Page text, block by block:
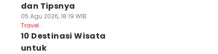
dan Tipsnya
05 Agu 2026, 18:19 WIB
Travel
10 Destinasi Wisata
untuk